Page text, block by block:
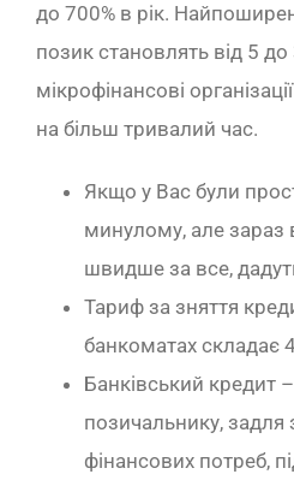
до 700% в рік.
позик становлять від 5 до
мікрофінансові
на більш тривалий час.
Якщо у Вас були
минулому, але зараз
швидше за все,
Тариф за зняття
банкоматах складає
Банківський кредит
позичальнику,
фінансових потреб,